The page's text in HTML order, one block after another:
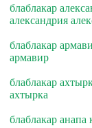
блаблакар
александрия
блаблакар
армавир
блаблакар
ахтырка
блаблакар анапа